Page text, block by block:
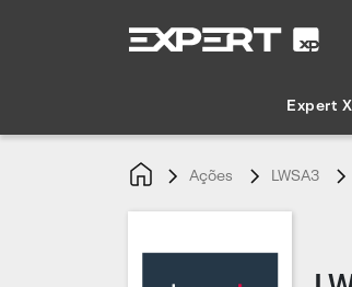
Expert
Ações LWSA3